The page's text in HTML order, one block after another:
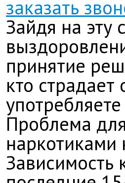
заказать
Зайдя на эту
принятие
кто страдает
Проблема
наркотиками
Зависимость